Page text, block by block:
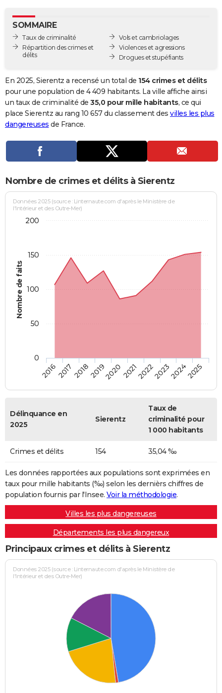
GUIDES D'ACHAT
BONS PLANS
Carte de Noël
Carte Bonne année
Carte Saint-Valentin
Carte Pâques
Carte d'anniversaire
DICTIONNAIRE
Dictionnaire
Biographies
Citations
Expressions
Proverbes
PROGRAMME TV
Se connecter
Entreprises
Service militaire
Avis de recherche
AVIS DE DÉCÈS
Bricolage
Lifestyle
Culture
Sport
Auto
Television
Voyage
Cinema
SOMMAIRE
Taux de criminalité
Répartition des crimes et
délits
Vols et cambriolages
Violences et agressions
Drogues et stupéfiants
En 2025, Sierentz a recensé un total de 154 crimes et délits
pour une population de 4 409 habitants. La ville affiche ainsi
un taux de criminalité de 35,0 pour mille habitants, ce qui
place Sierentz au rang 10 657 du classement des villes les plus
dangereuses de France.
Nombre de crimes et délits à Sierentz
Nombre de faits
Données 2025 (source : Linternaute.com d'après le Ministère de
l'Intérieur et des Outre-Mer)
2016201720182019202020212022202320242025
0
50
100
150
200
Délinquance en
2025
Sierentz
Taux de
criminalité pour
1 000 habitants
Crimes et délits 154 35,04 ‰
Les données rapportées aux populations sont exprimées en
taux pour mille habitants (‰) selon les dernièrs chiffres de
population fournis par l'Insee. Voir la méthodologie.
Villes les plus dangereuses
Départements les plus dangereux
Principaux crimes et délits à Sierentz
Données 2025 (source : Linternaute.com d'après le Ministère de
l'Intérieur et des Outre-Mer)